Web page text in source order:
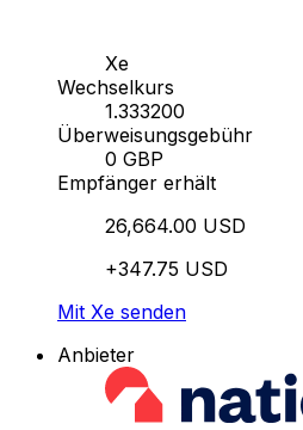
Xe
Wechselkurs
1.333200
Überweisungsgebühr
0 GBP
Empfänger erhält
26,664.00 USD
+347.75 USD
Mit Xe senden
Anbieter